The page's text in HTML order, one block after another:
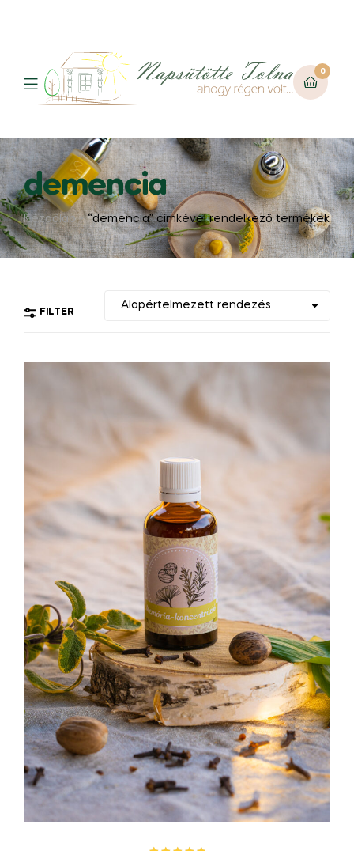
0
demencia
Kezdőlap “demencia” címkével rendelkező termékek
FILTER